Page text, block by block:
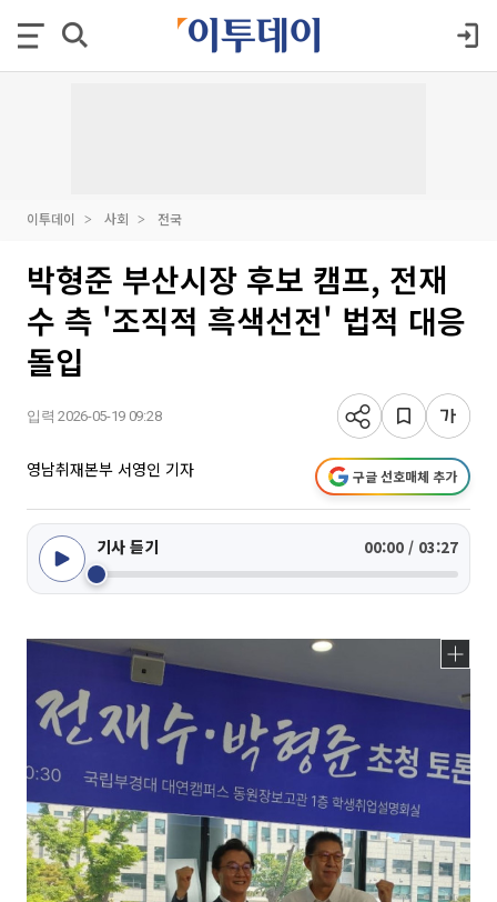
이투데이 사회 전국
박형준 부산시장 후보 캠프, 전재
수 측 '조직적 흑색선전' 법적 대응
돌입
입력 2026-05-19 09:28
영남취재본부 서영인 기자 구글 선호매체 추가
기사 듣기 00:00 / 03:27